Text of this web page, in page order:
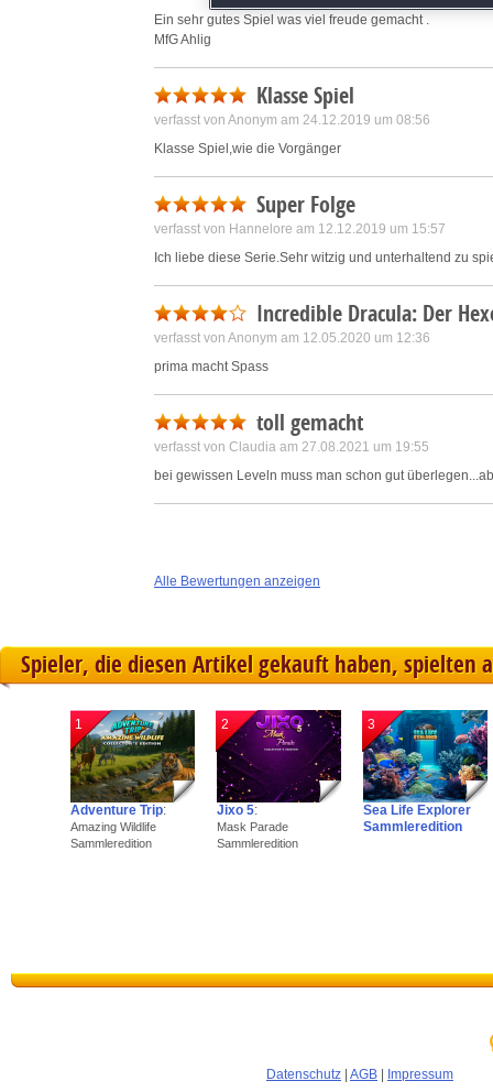
Ein sehr gutes Spiel was viel freude gemacht .
MfG Ahlig
Klasse Spiel
verfasst von Anonym am 24.12.2019 um 08:56
Klasse Spiel,wie die Vorgänger
Super Folge
verfasst von Hannelore am 12.12.2019 um 15:57
Ich liebe diese Serie.Sehr witzig und unterhaltend zu
Incredible Dracula: Der
verfasst von Anonym am 12.05.2020 um 12:36
prima macht Spass
toll gemacht
verfasst von Claudia am 27.08.2021 um 19:55
bei gewissen Leveln muss man schon gut
Alle Bewertungen anzeigen
Spieler, die diesen Artikel gekauft haben, spielten
1
Adventure Trip:
Amazing Wildlife
Sammleredition
2
Jixo 5:
Mask Parade
Sammleredition
3
Sea Life Explorer
Sammleredition
Datenschutz AGB Impressum